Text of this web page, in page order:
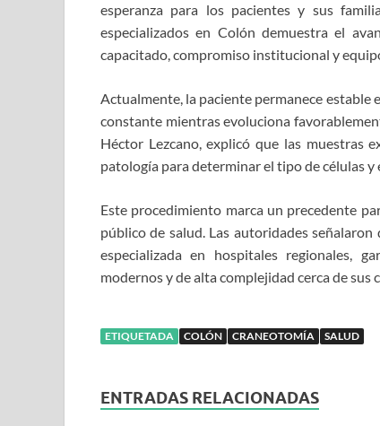
esperanza para los pacientes y sus
especializados en Colón demuestra el
capacitado, compromiso institucional y
Actualmente, la paciente permanece estable
constante mientras evoluciona
Héctor Lezcano, explicó que las muestras
patología para determinar el tipo de células
Este procedimiento marca un precedente
público de salud. Las autoridades
especializada en hospitales regionales,
modernos y de alta complejidad cerca de sus
ETIQUETADA COLÓN CRANEOTOMÍA SALUD
ENTRADAS RELACIONADAS